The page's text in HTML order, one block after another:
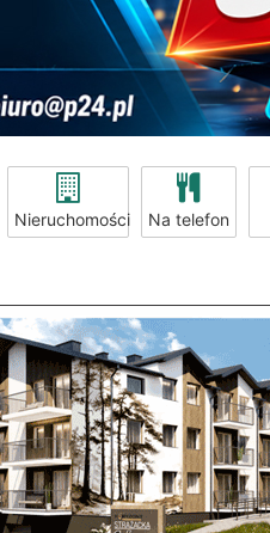
Nieruchomości Na telefon